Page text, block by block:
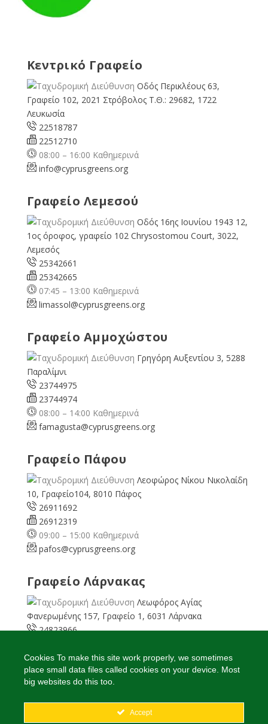
Κεντρικό Γραφείο
Οδός Περικλέους 63,
Γραφείο 102, 2021 Στρόβολος Τ.Θ.: 29682, 1722
Λευκωσία
22518787
22512710
08:00 – 16:00 Καθημερινά
info@cyprusgreens.org
Γραφείο Λεμεσού
Οδός 16ης Ιουνίου 1943 12,
1ος όροφος, γραφείο 102 Chrysostomou Court, 3022,
Λεμεσός
25342661
25342665
07:45 – 13:00 Καθημερινά
limassol@cyprusgreens.org
Γραφείο Αμμοχώστου
Γρηγόρη Αυξεντίου 3, 5288
Παραλίμνι
23744975
23744974
08:00 – 14:00 Καθημερινά
famagusta@cyprusgreens.org
Γραφείο Πάφου
Λεοφώρος Νίκου Νικολαίδη
10, Γραφείο104, 8010 Πάφος
26911692
26912319
09:00 – 15:00 Καθημερινά
pafos@cyprusgreens.org
Γραφείο Λάρνακας
Λεωφόρος Αγίας
Φανερωμένης 157, Γραφείο 1, 6031 Λάρνακα
24823966
08:00 – 16:00 Καθημερινά
larnaka@cyprusgreens. org
2026© Ολα τα δικαιώματα διατηρούνται
Cookies To make this site work properly, we sometimes
place small data files called cookies on your device. Most
big websites do this too.
Accept